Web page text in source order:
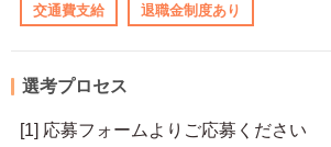
交通費支給 退職金制度あり
選考プロセス
[1] 応募フォームよりご応募ください